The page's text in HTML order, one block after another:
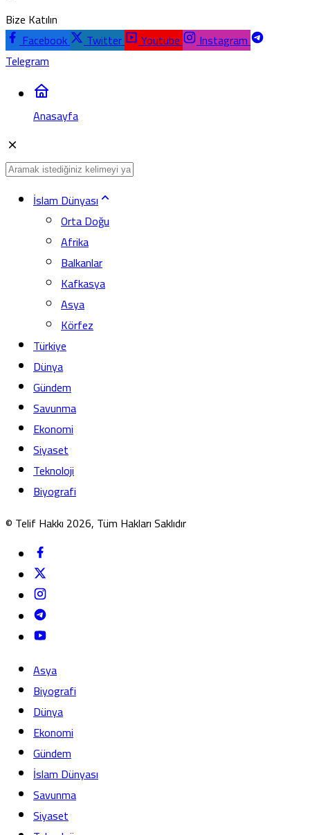
Bize Katılın
Facebook
Twitter Youtube
Instagram
Telegram
Anasayfa
İslam Dünyası
Orta Doğu
Afrika
Balkanlar
Kafkasya
Asya
Körfez
Türkiye
Dünya
Gündem
Savunma
Ekonomi
Siyaset
Teknoloji
Biyografi
© Telif Hakkı 2026, Tüm Hakları Saklıdır
Asya
Biyografi
Dünya
Ekonomi
Gündem
İslam Dünyası
Savunma
Siyaset